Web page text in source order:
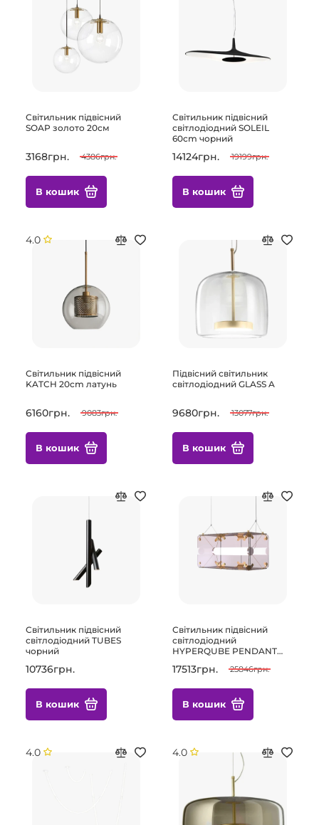
Світильник підвісний
SOAP золото 20см
3168грн. 4386грн.
В кошик
Світильник підвісний
світлодіодний SOLEIL
60cm чорний
14124грн. 19199грн.
В кошик
4.0
Світильник підвісний
KATCH 20cm латунь
6160грн. 9083грн.
В кошик
Підвісний світильник
світлодіодний GLASS A
9680грн. 13077грн.
В кошик
Світильник підвісний
світлодіодний TUBES
чорний
10736грн.
В кошик
Світильник підвісний
світлодіодний
HYPERQUBE PENDANT
17513грн. 25846грн.
В кошик
4.0 4.0